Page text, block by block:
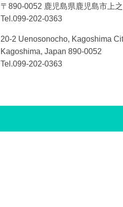
〒890-0052 鹿児島県鹿児島市上
Tel.099-202-0363
20-2 Uenosonocho, Kagoshima
Kagoshima, Japan 890-0052
Tel.099-202-0363